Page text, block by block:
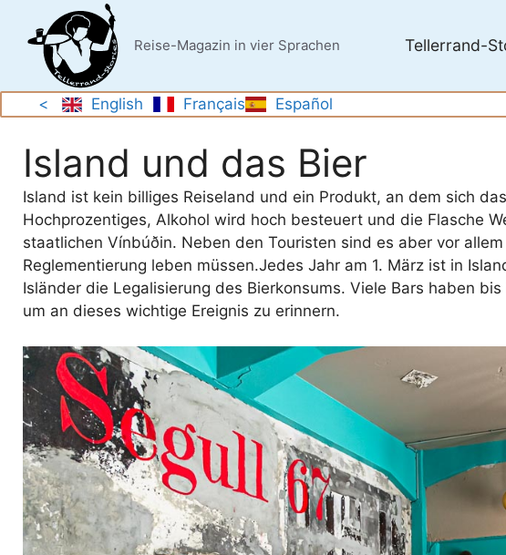
Inhalt
springen
Reise-Magazin in vier Sprachen Tellerrand-
< English Français Español
Island und das Bier
Island ist kein billiges Reiseland und ein Produkt, an dem sich
Hochprozentiges, Alkohol wird hoch besteuert und die Flasche
staatlichen Vínbúðin. Neben den Touristen sind es aber vor
Reglementierung leben müssen.Jedes Jahr am 1. März ist in
Isländer die Legalisierung des Bierkonsums. Viele Bars haben
um an dieses wichtige Ereignis zu erinnern.